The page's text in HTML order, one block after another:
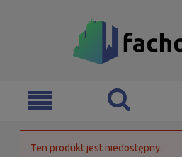
Ten produkt jest niedostępny.